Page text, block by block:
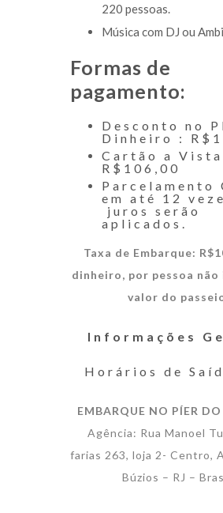
220 pessoas.
Música com DJ ou
Formas de
pagamento:
Desconto no
Dinheiro :
Cartão a Vista
R$106,00
Parcelamento
em até 12
juros serão
aplicados.
Taxa de Embarque:
dinheiro, por pessoa não
valor do
Informações
Horários de
EMBARQUE NO PÍER
Agência: Rua Manoel
farias 263, loja 2- Centro,
Búzios – RJ –